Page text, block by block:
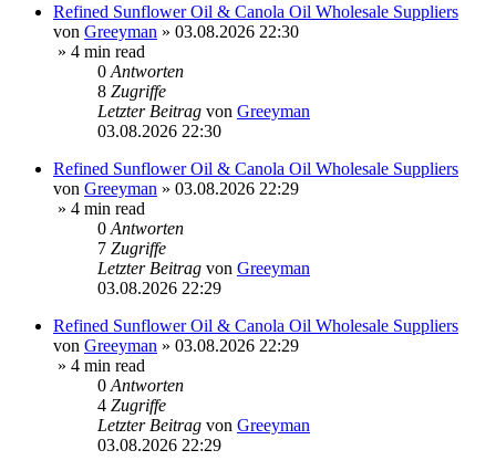
Refined Sunflower Oil & Canola Oil Wholesale Suppliers
von Greeyman » 03.08.2026 22:30
» 4 min read
0 Antworten
8 Zugriffe
Letzter Beitrag von Greeyman
03.08.2026 22:30
Refined Sunflower Oil & Canola Oil Wholesale Suppliers
von Greeyman » 03.08.2026 22:29
» 4 min read
0 Antworten
7 Zugriffe
Letzter Beitrag von Greeyman
03.08.2026 22:29
Refined Sunflower Oil & Canola Oil Wholesale Suppliers
von Greeyman » 03.08.2026 22:29
» 4 min read
0 Antworten
4 Zugriffe
Letzter Beitrag von Greeyman
03.08.2026 22:29